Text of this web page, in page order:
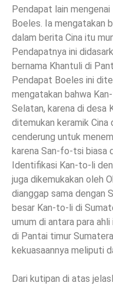
Pendapat lain
Boeles. Ia mengatakan
dalam berita Cina itu
Pendapatnya ini
bernama Khantuli di
Pendapat Boeles ini
mengatakan bahwa
Selatan, karena di desa
ditemukan keramik Cina
cenderung untuk
karena San-fo-tsi biasa
Identifikasi Kan-to-li
juga dikemukakan oleh
dianggap sama dengan
besar Kan-to-li di
umum di antara para
di Pantai timur
kekuasaannya meliputi
Dari kutipan di atas